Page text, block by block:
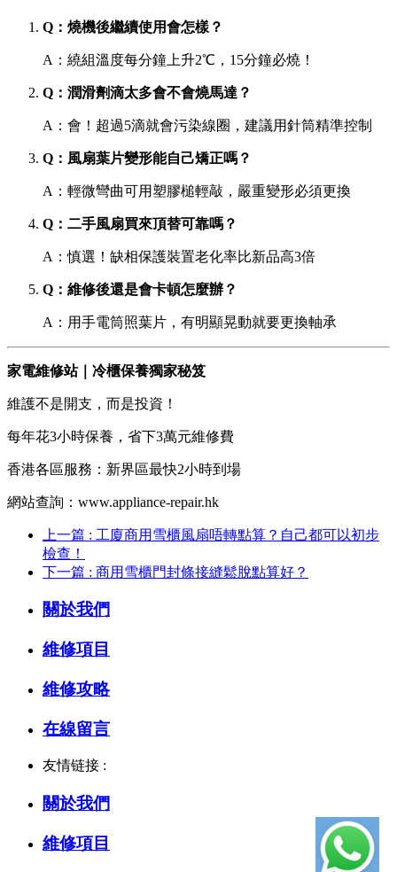
Q：燒機後繼續使用會怎樣？
A：繞組溫度每分鐘上升2℃，15分鐘必燒！
Q：潤滑劑滴太多會不會燒馬達？
A：會！超過5滴就會污染線圈，建議用針筒精準控制
Q：風扇葉片變形能自己矯正嗎？
A：輕微彎曲可用塑膠槌輕敲，嚴重變形必須更換
Q：二手風扇買來頂替可靠嗎？
A：慎選！缺相保護裝置老化率比新品高3倍
Q：維修後還是會卡頓怎麼辦？
A：用手電筒照葉片，有明顯晃動就要更換軸承
家電維修站｜冷櫃保養獨家秘笈
維護不是開支，而是投資！
每年花3小時保養，省下3萬元維修費
香港各區服務：新界區最快2小時到場
網站查詢：www.appliance-repair.hk
上一篇 : 工廈商用雪櫃風扇唔轉點算？自己都可以初步
檢查！
下一篇 : 商用雪櫃門封條接縫鬆脫點算好？
關於我們
維修項目
維修攻略
在線留言
友情链接 :
關於我們
維修項目